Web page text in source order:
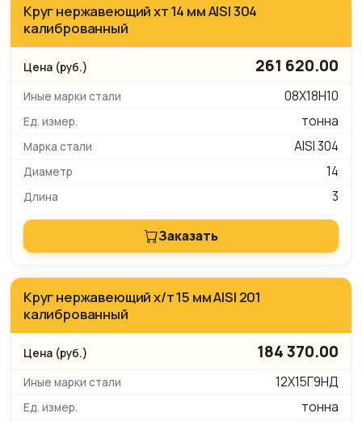
Круг нержавеющий хт 14 мм AISI 304
калиброванный
261 620.00
08Х18Н10
тонна
AISI 304
14
3
Заказать
Круг нержавеющий х/т 15 мм AISI 201
калиброванный
184 370.00
12Х15Г9НД
тонна